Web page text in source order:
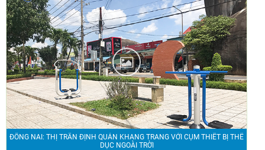
ĐỒNG NAI: THỊ TRẤN ĐỊNH QUÁN KHANG TRANG VỚI CỤM THIẾT BỊ THỂ
DỤC NGOÀI TRỜI